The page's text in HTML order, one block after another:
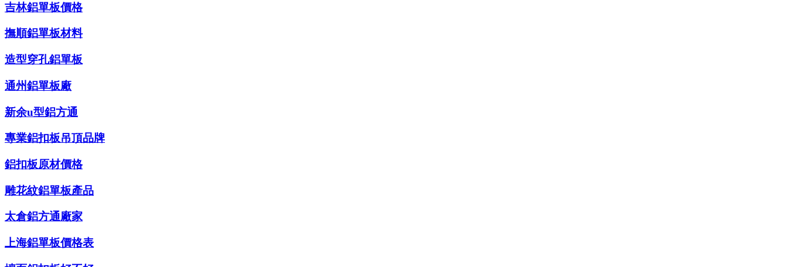
吉林鋁單板價格
撫順鋁單板材料
造型穿孔鋁單板
通州鋁單板廠
新余u型鋁方通
專業鋁扣板吊頂品牌
鋁扣板原材價格
雕花紋鋁單板產品
太倉鋁方通廠家
上海鋁單板價格表